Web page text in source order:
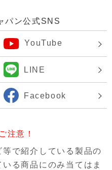
パン公式SNS
YouTube
LINE
Facebook
注意！
で紹介している製品の
る商品にのみ当てはま